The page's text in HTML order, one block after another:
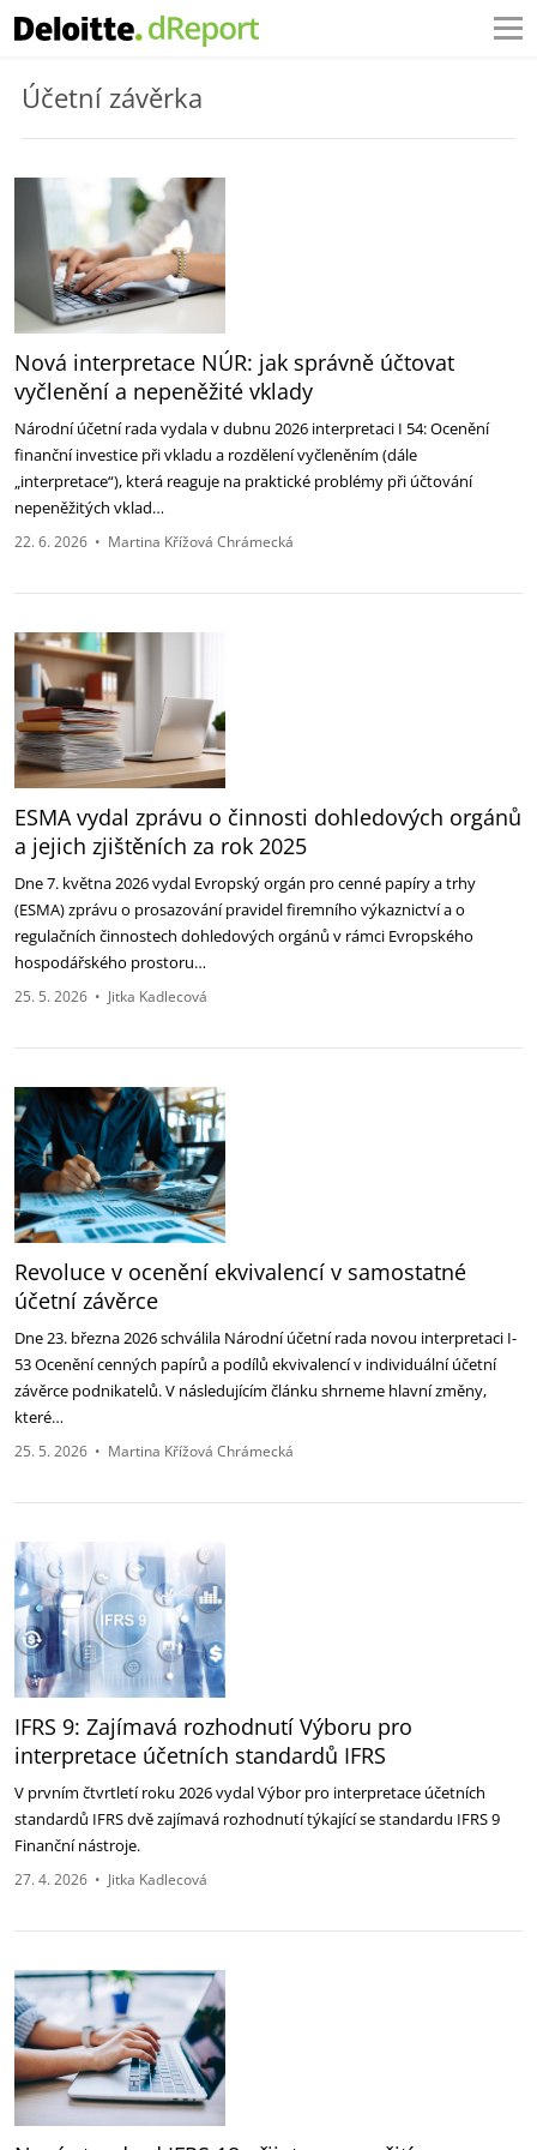
Účetní závěrka
Nová interpretace NÚR: jak správně účtovat
vyčlenění a nepeněžité vklady
Národní účetní rada vydala v dubnu 2026 interpretaci I 54: Ocenění
finanční investice při vkladu a rozdělení vyčleněním (dále
„interpretace“), která reaguje na praktické problémy při účtování
nepeněžitých vklad…
22. 6. 2026 • Martina Křížová Chrámecká
ESMA vydal zprávu o činnosti dohledových orgánů
a jejich zjištěních za rok 2025
Dne 7. května 2026 vydal Evropský orgán pro cenné papíry a trhy
(ESMA) zprávu o prosazování pravidel firemního výkaznictví a o
regulačních činnostech dohledových orgánů v rámci Evropského
hospodářského prostoru…
25. 5. 2026 • Jitka Kadlecová
Revoluce v ocenění ekvivalencí v samostatné
účetní závěrce
Dne 23. března 2026 schválila Národní účetní rada novou interpretaci I-
53 Ocenění cenných papírů a podílů ekvivalencí v individuální účetní
závěrce podnikatelů. V následujícím článku shrneme hlavní změny,
které…
25. 5. 2026 • Martina Křížová Chrámecká
IFRS 9: Zajímavá rozhodnutí Výboru pro
interpretace účetních standardů IFRS
V prvním čtvrtletí roku 2026 vydal Výbor pro interpretace účetních
standardů IFRS dvě zajímavá rozhodnutí týkající se standardu IFRS 9
Finanční nástroje.
27. 4. 2026 • Jitka Kadlecová